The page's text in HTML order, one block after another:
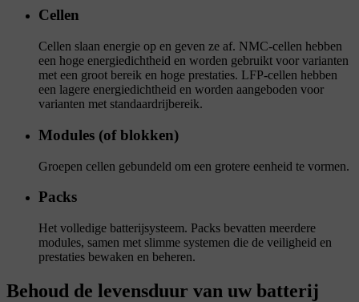
Cellen
Cellen slaan energie op en geven ze af. NMC-cellen hebben
een hoge energiedichtheid en worden gebruikt voor varianten
met een groot bereik en hoge prestaties. LFP-cellen hebben
een lagere energiedichtheid en worden aangeboden voor
varianten met standaardrijbereik.
Modules (of blokken)
Groepen cellen gebundeld om een grotere eenheid te vormen.
Packs
Het volledige batterijsysteem. Packs bevatten meerdere
modules, samen met slimme systemen die de veiligheid en
prestaties bewaken en beheren.
Behoud de levensduur van uw batterij